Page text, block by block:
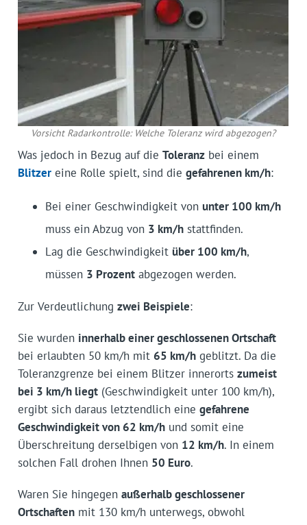
Vorsicht Radarkontrolle: Welche Toleranz wird abgezogen?
Was jedoch in Bezug auf die Toleranzbei einem
Blitzereine Rolle spielt, sind die gefahrenen km/h:
Bei einer Geschwindigkeit von unter 100 km/h
muss ein Abzug von 3 km/hstattfinden.
Lag die Geschwindigkeit über 100 km/h,
müssen 3 Prozentabgezogen werden.
Zur Verdeutlichung zwei Beispiele:
Sie wurden innerhalb einer geschlossenen Ortschaft
bei erlaubten 50 km/h mit 65 km/hgeblitzt. Da die
Toleranzgrenze bei einem Blitzer innerorts zumeist
bei 3 km/h liegt(Geschwindigkeit unter 100 km/h),
ergibt sich daraus letztendlich eine gefahrene
Geschwindigkeit von 62 km/hund somit eine
Überschreitung derselbigen von 12 km/h. In einem
solchen Fall drohen Ihnen 50 Euro.
Waren Sie hingegen außerhalb geschlossener
Ortschaftenmit 130 km/h unterwegs, obwohl